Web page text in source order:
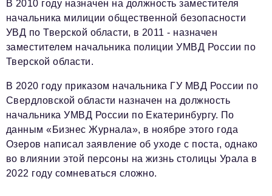
В 2010 году назначен на должность заместителя
начальника милиции общественной безопасности
УВД по Тверской области, в 2011 - назначен
заместителем начальника полиции УМВД России по
Тверской области.
В 2020 году приказом начальника ГУ МВД России по
Свердловской области назначен на должность
начальника УМВД России по Екатеринбургу. По
данным «Бизнес Журнала», в ноябре этого года
Озеров написал заявление об уходе с поста, однако
во влиянии этой персоны на жизнь столицы Урала в
2022 году сомневаться сложно.